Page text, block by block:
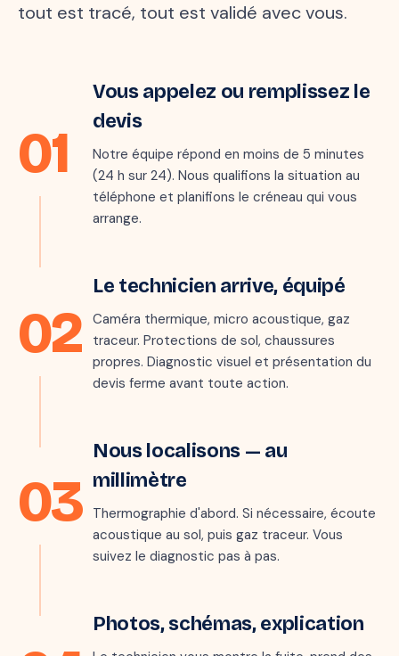
tout est tracé, tout est validé avec vous.
01
Vous appelez ou remplissez le
devis
Notre équipe répond en moins de 5 minutes
(24 h sur 24). Nous qualifions la situation au
téléphone et planifions le créneau qui vous
arrange.
Marie · 06 ●●
« Mon parquet gondole au
salon, je crois qu'il y a une
fuite… »
02
Le technicien arrive, équipé
Caméra thermique, micro acoustique, gaz
traceur. Protections de sol, chaussures
propres. Diagnostic visuel et présentation du
devis ferme avant toute action.
03
Nous localisons — au
millimètre
Thermographie d'abord. Si nécessaire, écoute
acoustique au sol, puis gaz traceur. Vous
suivez le diagnostic pas à pas.
Photos, schémas, explication
Fuite sous chape